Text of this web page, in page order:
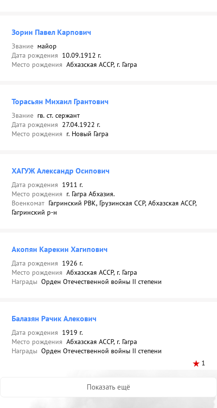
Зорин Павел Карпович
Звание майор
Дата рождения 10.09.1912 г.
Место рождения Абхазская АССР, г. Гагра
Торасьян Михаил Грантович
Звание гв. ст. сержант
Дата рождения 27.04.1922 г.
Место рождения г. Новый Гагра
ХАГУЖ Александр Осипович
Дата рождения 1911 г.
Место рождения г. Гагра Абхазия.
Военкомат Гагринский РВК, Грузинская ССР, Абхазская АССР,
Гагринский р-н
Акопян Карекин Хагипович
Дата рождения 1926 г.
Место рождения Абхазская АССР, г. Гагра
Награды Орден Отечественной войны II степени
Балазян Рачик Алекович
Дата рождения 1919 г.
Место рождения Абхазская АССР, г. Гагра
Награды Орден Отечественной войны II степени
1
Показать ещё